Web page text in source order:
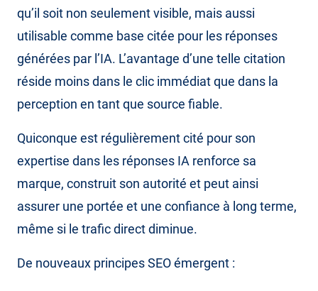
qu’il soit non seulement visible, mais aussi
utilisable comme base citée pour les réponses
générées par l’IA. L’avantage d’une telle citation
réside moins dans le clic immédiat que dans la
perception en tant que source fiable.
Quiconque est régulièrement cité pour son
expertise dans les réponses IA renforce sa
marque, construit son autorité et peut ainsi
assurer une portée et une confiance à long terme,
même si le trafic direct diminue.
De nouveaux principes SEO émergent :